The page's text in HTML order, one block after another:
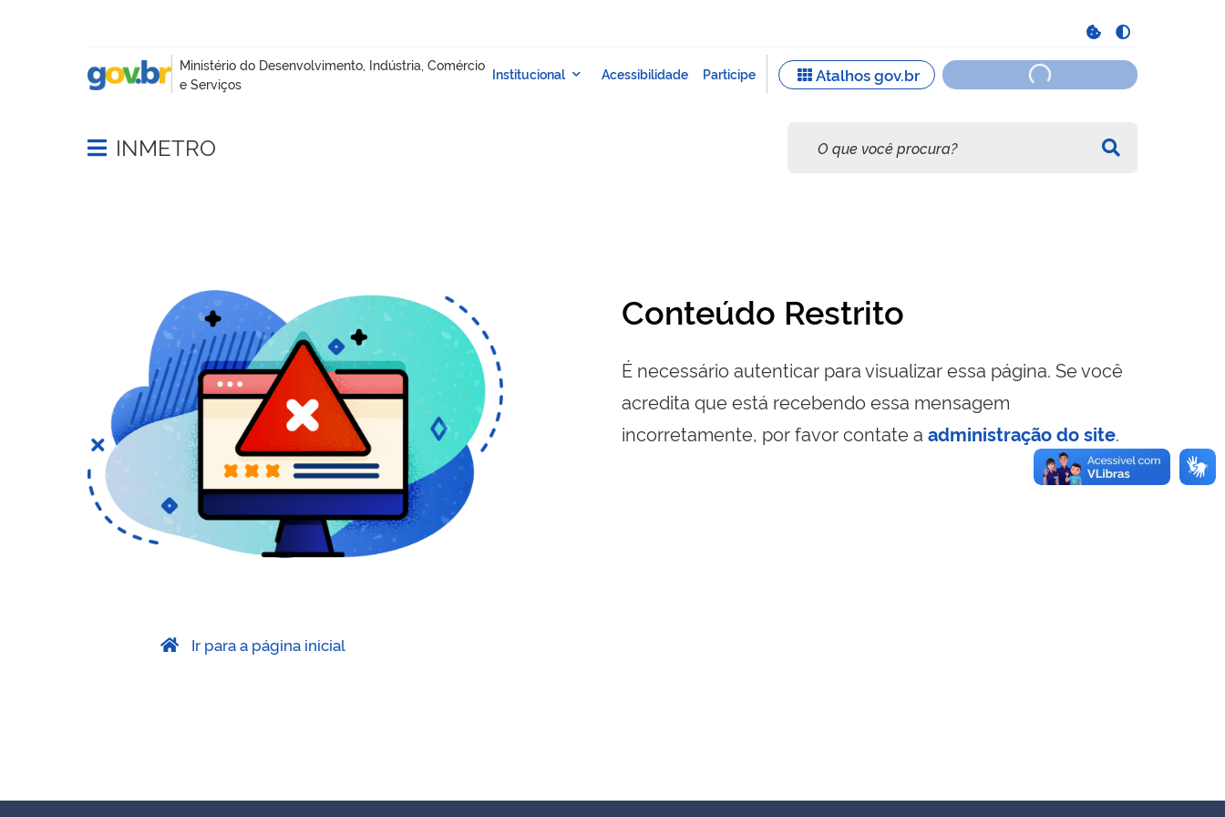
Abrir menu principal de navegação
INMETRO
Conteúdo Restrito
É necessário autenticar para visualizar essa página. Se você
acredita que está recebendo essa mensagem
incorretamente, por favor contate a administração do site.
Ir para a página inicial